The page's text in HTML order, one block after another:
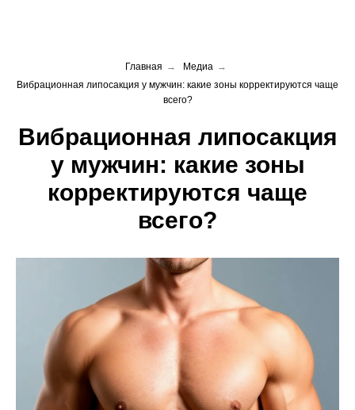
Главная → Медиа →
Вибрационная липосакция у мужчин: какие зоны корректируются чаще
всего?
Вибрационная липосакция
у мужчин: какие зоны
корректируются чаще
всего?